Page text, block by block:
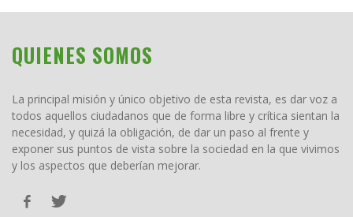
QUIENES SOMOS
La principal misión y único objetivo de esta revista, es dar voz a
todos aquellos ciudadanos que de forma libre y crítica sientan la
necesidad, y quizá la obligación, de dar un paso al frente y
exponer sus puntos de vista sobre la sociedad en la que vivimos
y los aspectos que deberían mejorar.